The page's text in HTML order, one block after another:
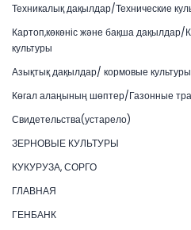
Техникалық дақылдар/Технические
Картоп,көкөніс және бақша
культуры
Азықтық дақылдар/ кормовые культуры
Көгал алаңының шөптер/Газонные
Свидетельства(устарело)
ЗЕРНОВЫЕ КУЛЬТУРЫ
КУКУРУЗА, СОРГО
ГЛАВНАЯ
ГЕНБАНК